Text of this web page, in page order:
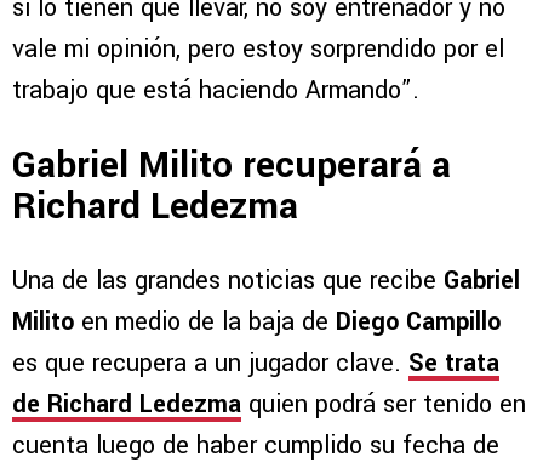
si lo tienen que llevar, no soy entrenador y no
vale mi opinión, pero estoy sorprendido por el
trabajo que está haciendo Armando”.
Gabriel Milito recuperará a
Richard Ledezma
Una de las grandes noticias que recibe Gabriel
Milito en medio de la baja de Diego Campillo
es que recupera a un jugador clave. Se trata
de Richard Ledezma quien podrá ser tenido en
cuenta luego de haber cumplido su fecha de